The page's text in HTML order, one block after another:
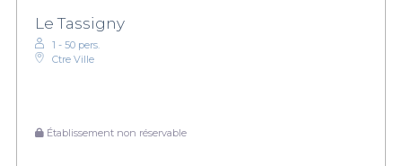
Le Tassigny
1 - 50 pers.
Ctre Ville
Établissement non réservable